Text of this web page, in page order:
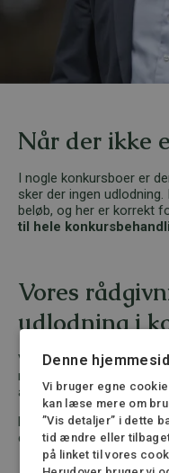
Når der ikke
I nogle konkursboer er
sker der ingen
beløb, og her er korrekt
til hele
Vores
udlodning i
Vi rådgiver kreditorer om
med at sikre, at
alles tilfredshed.
Kontakt os, hvis du vil
dækning ved slutningen
Denne
Vi bruger egne
kan læse mere om
”Vis detaljer” i dette
tid ændre eller
på linket til vores